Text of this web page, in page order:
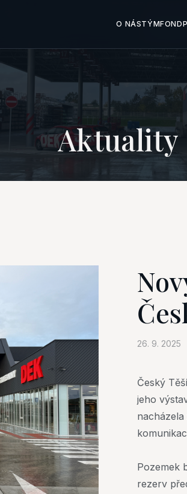
O NÁSTÝMFOND
Aktuality
26. 9. 2025
Český
jeho
Pozemek
rezerv